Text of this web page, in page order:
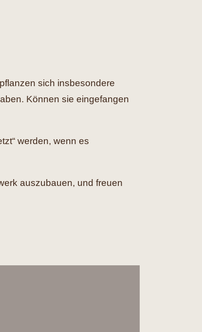
sich insbesondere
Können sie eingefangen
werden, wenn es
auszubauen, und freuen